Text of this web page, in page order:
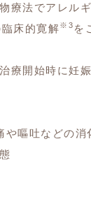
療法でアレル
床的寛解※3 を
療開始時に妊
嘔吐などの消